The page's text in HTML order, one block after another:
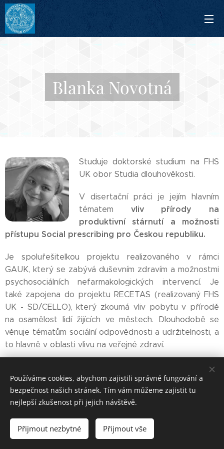
Blanka Novotná
Studuje doktorské studium na FHS
UK obor Studia dlouhověkosti.
V disertační práci je jejím hlavním
tématem vliv přírody na
produktivní stárnutí a možnosti
přístupu Social prescribing pro Českou republiku.
Je spoluřešitelkou projektu realizovaného v rámci
GAUK, který se zabývá duševním zdravím a možnostmi
psychosociálních nefarmakologických intervencí. Je
také zapojena do projektu RECETAS (realizovaný FHS
UK - SD/CELLO), který zkoumá vliv pobytu v přírodě
na osamělost lidí žijících ve městech. Dlouhodobě se
věnuje tématům sociální odpovědnosti a udržitelnosti, a
to hlavně v oblasti vlivu na veřejné zdraví.
© 2025 Centrum pro studium dlouhověkosti a dlouhodobé
péče FHS UK
Cookies
Používáme cookies, abychom zajistili správné fungování a
bezpečnost našich stránek. Tím vám můžeme zajistit tu
nejlepší zkušenost při jejich návštěvě.
Přijmout nezbytné Přijmout vše